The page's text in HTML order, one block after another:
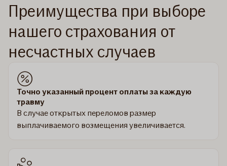
Преимущества при выборе
нашего страхования от
несчастных случаев
Точно указанный процент оплаты за каждую
травму
В случае открытых переломов размер
выплачиваемого возмещения увеличивается.